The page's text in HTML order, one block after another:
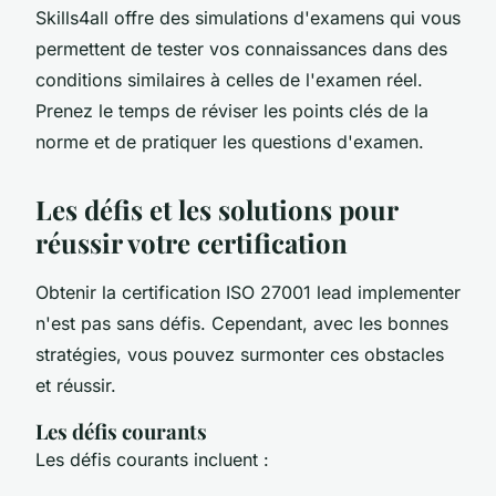
Skills4all offre des simulations d'examens qui vous
permettent de tester vos connaissances dans des
conditions similaires à celles de l'examen réel.
Prenez le temps de réviser les points clés de la
norme et de pratiquer les questions d'examen.
Les défis et les solutions pour
réussir votre certification
Obtenir la certification ISO 27001 lead implementer
n'est pas sans défis. Cependant, avec les bonnes
stratégies, vous pouvez surmonter ces obstacles
et réussir.
Les défis courants
Les défis courants incluent :